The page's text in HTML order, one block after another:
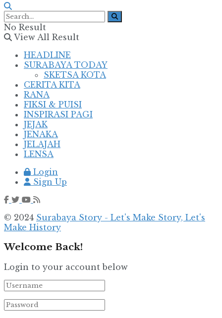
No Result
View All Result
HEADLINE
SURABAYA TODAY
SKETSA KOTA
CERITA KITA
RANA
FIKSI & PUISI
INSPIRASI PAGI
JEJAK
JENAKA
JELAJAH
LENSA
Login
Sign Up
© 2024 Surabaya Story - Let's Make Story, Let's
Make History
Welcome Back!
Login to your account below